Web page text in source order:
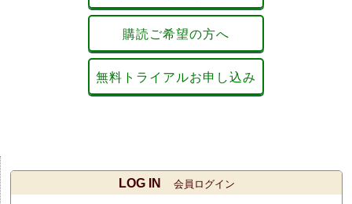
購読ご希望の方へ
無料トライアルお申し込み
LOG IN 会員ログイン